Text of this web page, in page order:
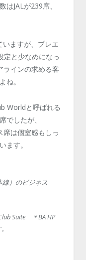
JALが239席、
いますが、プレエ
定と少なめになっ
インの求める客
ね。
Worldと呼ばれる
でしたが、
席は個室感もしっ
ます。
線）のビジネス
Suite ＊BA HP